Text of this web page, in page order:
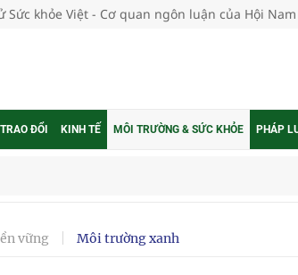
Sức khỏe Việt - Cơ quan ngôn luận của Hội Nam
ĐỔI KINH TẾ MÔI TRƯỜNG & SỨC KHỎE PHÁP
vững Môi trường xanh